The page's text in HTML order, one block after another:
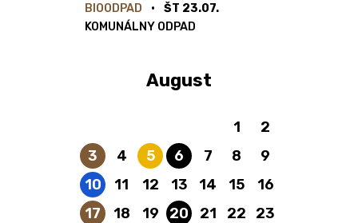
BIOODPAD
ŠT 23.07.
KOMUNÁLNY ODPAD
August
1
2
3
Bioodpad
4 5
Plasty a kovy
6
Komunálny odpad
7 8
9
10
Papier
11 12 13 14 15
16
17
Bioodpad
18 19 20
Komunálny odpad
21 22
23